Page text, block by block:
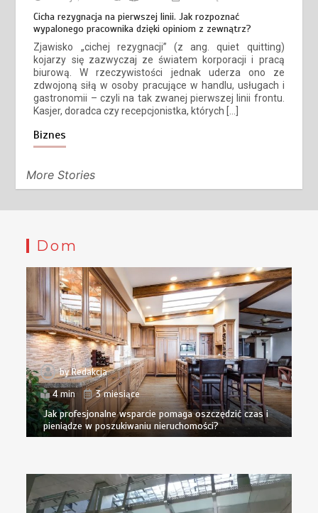
Cicha rezygnacja na pierwszej linii. Jak rozpoznać
wypalonego pracownika dzięki opiniom z zewnątrz?
Zjawisko „cichej rezygnacji” (z ang. quiet quitting)
kojarzy się zazwyczaj ze światem korporacji i pracą
biurową. W rzeczywistości jednak uderza ono ze
zdwojoną siłą w osoby pracujące w handlu, usługach i
gastronomii – czyli na tak zwanej pierwszej linii frontu.
Kasjer, doradca czy recepcjonistka, których […]
Biznes
More Stories
Dom
byRedakcja
4 min
3 miesiące
Jak profesjonalne wsparcie pomaga oszczędzić czas i
pieniądze w poszukiwaniu nieruchomości?